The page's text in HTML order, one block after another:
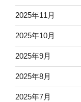
2025年11月
2025年10月
2025年9月
2025年8月
2025年7月